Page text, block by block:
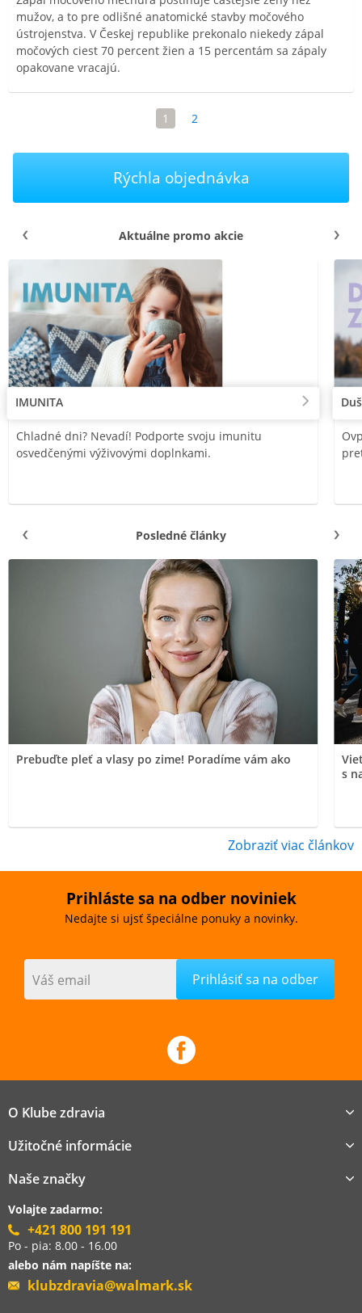
mužov, a to pre odlišné anatomické stavby močového
ústrojenstva. V Českej republike prekonalo niekedy zápal
močových ciest 70 percent žien a 15 percentám sa zápaly
opakovane vracajú.
1 2
Rýchla objednávka
Aktuálne promo akcie
IMUNITA
Chladné dni? Nevadí! Podporte svoju imunitu
osvedčenými výživovými doplnkami.
Posledné články
Prebuďte pleť a vlasy po zime! Poradíme vám ako
s
Zobraziť viac článkov
Prihláste sa na odber noviniek
Nedajte si ujsť špeciálne ponuky a novinky.
Váš email
O Klube zdravia
Užitočné informácie
Naše značky
Volajte zadarmo:
+421 800 191 191
Po - pia: 8.00 - 16.00
alebo nám napíšte na:
klubzdravia@walmark.sk